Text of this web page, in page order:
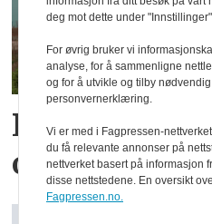
Reidar har
omsetning
deg mot dette under
For øvrig bruker vi
analyse, for å sammenligne
og for å utvikle og tilby
personvernerklæring.
Vi er med i Fagpressen-
du få relevante annonser på
nettverket basert på informasjon
disse nettstedene. En oversikt
Fagpressen.no.